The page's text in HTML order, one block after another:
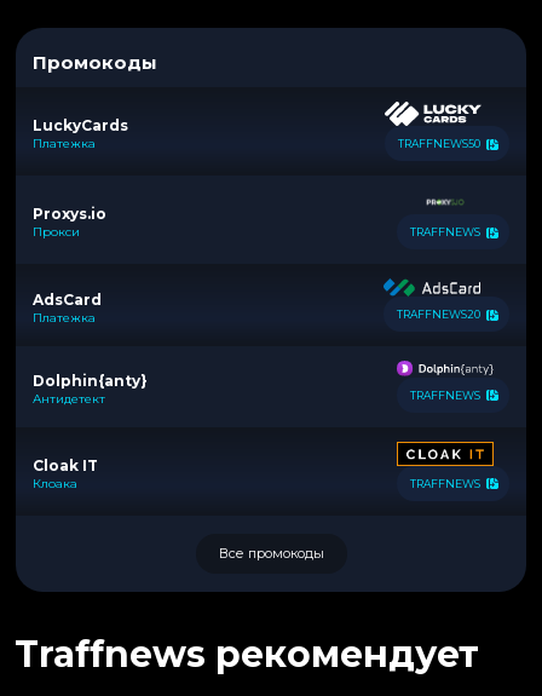
Промокоды
LuckyCards
Платежка TRAFFNEWS50
Proxys.io
Прокси TRAFFNEWS
AdsCard
Платежка TRAFFNEWS20
Dolphin{anty}
Антидетект TRAFFNEWS
Cloak IT
Клоака TRAFFNEWS
Все промокоды
Traffnews рекомендует